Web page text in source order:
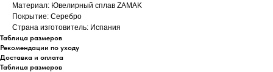
Материал: Ювелирный сплав ZAMAK
Покрытие: Серебро
Страна изготовитель: Испания
Таблица размеров
Рекомендации по уходу
Доставка и оплата
Таблица размеров